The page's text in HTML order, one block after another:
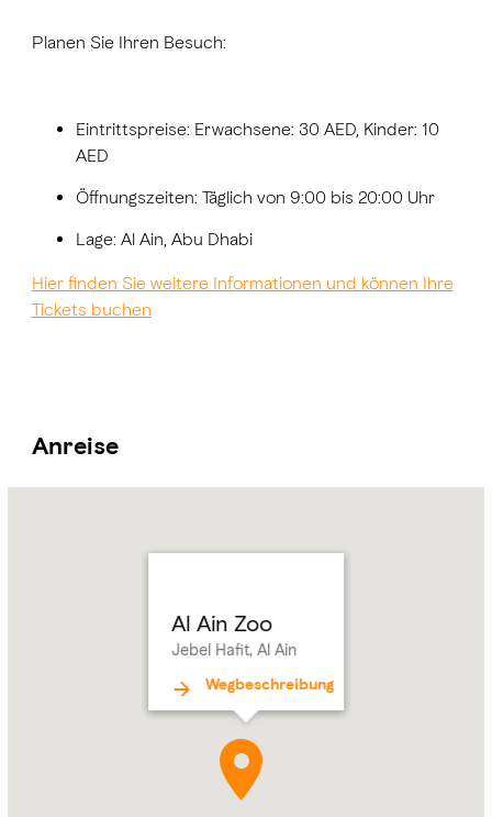
Planen Sie Ihren Besuch:
Eintrittspreise: Erwachsene: 30 AED, Kinder: 10
AED
Öffnungszeiten: Täglich von 9:00 bis 20:00 Uhr
Lage: Al Ain, Abu Dhabi
Hier finden Sie weitere Informationen und können Ihre
Tickets buchen
Anreise
Al Ain Zoo
Jebel Hafit, Al Ain
Wegbeschreibung